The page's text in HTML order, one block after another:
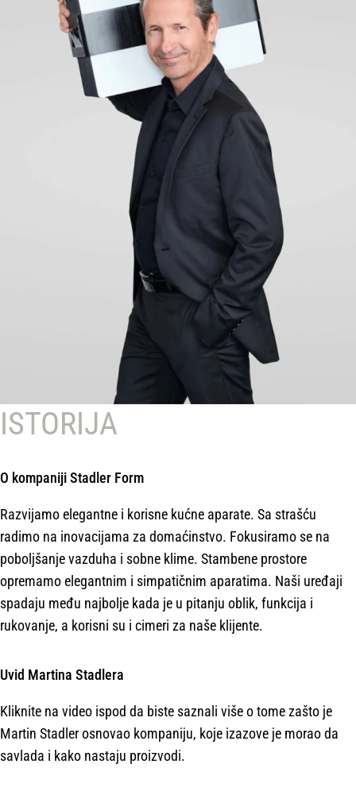
ISTORIJA
O kompaniji Stadler Form
Razvijamo elegantne i korisne kućne aparate. Sa strašću
radimo na inovacijama za domaćinstvo. Fokusiramo se na
poboljšanje vazduha i sobne klime. Stambene prostore
opremamo elegantnim i simpatičnim aparatima. Naši uređaji
spadaju među najbolje kada je u pitanju oblik, funkcija i
rukovanje, a korisni su i cimeri za naše klijente.
Uvid Martina Stadlera
Kliknite na video ispod da biste saznali više o tome zašto je
Martin Stadler osnovao kompaniju, koje izazove je morao da
savlada i kako nastaju proizvodi.